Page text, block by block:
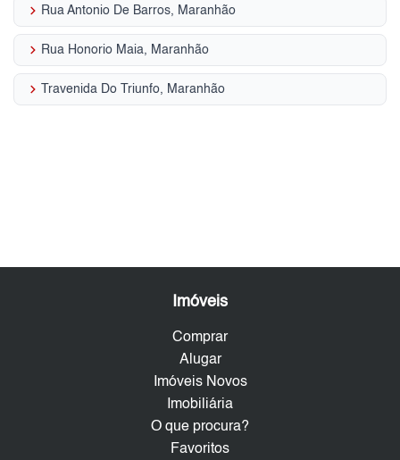
keyboard_arrow_right Rua Antonio De Barros, Maranhão
keyboard_arrow_right Rua Honorio Maia, Maranhão
keyboard_arrow_right Travenida Do Triunfo, Maranhão
Imóveis
Comprar
Alugar
Imóveis Novos
Imobiliária
O que procura?
Favoritos